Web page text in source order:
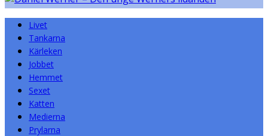
Livet
Tankarna
Kärleken
Jobbet
Hemmet
Sexet
Katten
Medierna
Prylarna